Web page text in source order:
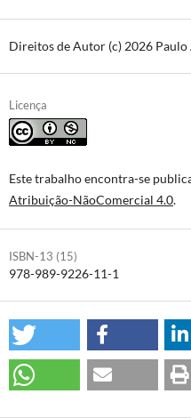
Direitos de Autor (c) 2026 Paulo
Licença
Este trabalho encontra-se
Atribuição-NãoComercial 4.0.
ISBN-13 (15)
978-989-9226-11-1